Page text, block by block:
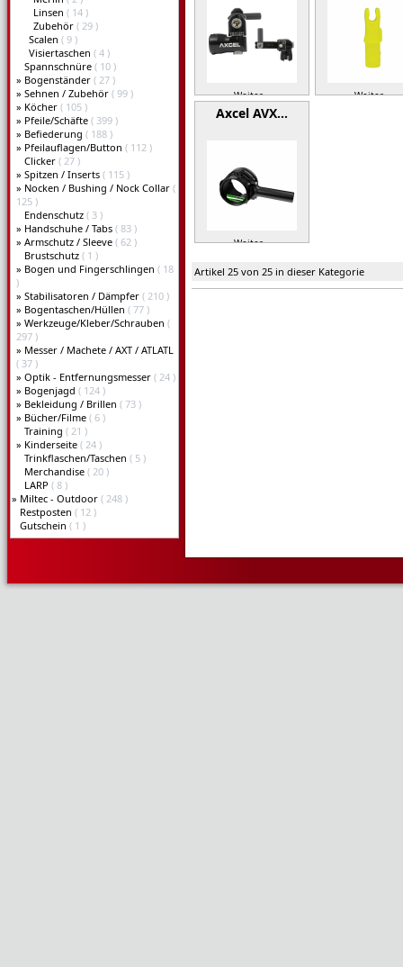
Linsen ( 14 )
Zubehör ( 29 )
Scalen ( 9 )
Visiertaschen ( 4 )
Spannschnüre ( 10 )
» Bogenständer ( 27 )
» Sehnen / Zubehör ( 99 )
» Köcher ( 105 )
» Pfeile/Schäfte ( 399 )
» Befiederung ( 188 )
» Pfeilauflagen/Button ( 112 )
Clicker ( 27 )
» Spitzen / Inserts ( 115 )
» Nocken / Bushing / Nock Collar (
125 )
Endenschutz ( 3 )
» Handschuhe / Tabs ( 83 )
» Armschutz / Sleeve ( 62 )
Brustschutz ( 1 )
» Bogen und Fingerschlingen ( 18
)
» Stabilisatoren / Dämpfer ( 210 )
» Bogentaschen/Hüllen ( 77 )
» Werkzeuge/Kleber/Schrauben (
297 )
» Messer / Machete / AXT / ATLATL
( 37 )
» Optik - Entfernungsmesser ( 24 )
» Bogenjagd ( 124 )
» Bekleidung / Brillen ( 73 )
» Bücher/Filme ( 6 )
Training ( 21 )
» Kinderseite ( 24 )
Trinkflaschen/Taschen ( 5 )
Merchandise ( 20 )
LARP ( 8 )
» Miltec - Outdoor ( 248 )
Restposten ( 12 )
Gutschein ( 1 )
Weiter » Weiter »
Axcel AVX…
Weiter »
Artikel 25 von 25 in dieser Kategorie